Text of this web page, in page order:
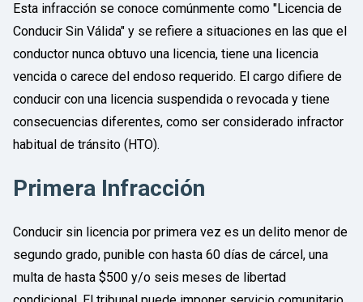
Esta infracción se conoce comúnmente como "Licencia de
Conducir Sin Válida" y se refiere a situaciones en las que el
conductor nunca obtuvo una licencia, tiene una licencia
vencida o carece del endoso requerido. El cargo difiere de
conducir con una licencia suspendida o revocada y tiene
consecuencias diferentes, como ser considerado infractor
habitual de tránsito (HTO).
Primera Infracción
Conducir sin licencia por primera vez es un delito menor de
segundo grado, punible con hasta 60 días de cárcel, una
multa de hasta $500 y/o seis meses de libertad